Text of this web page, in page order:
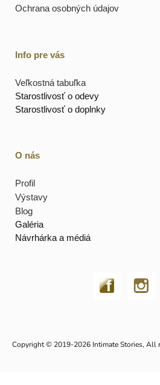
Ochrana osobných údajov
Info pre vás
Veľkostná tabuľka
Starostlivosť o odevy
Starostlivosť o doplnky
O nás
Profil
Výstavy
Blog
Galéria
Návrhárka a médiá
Copyright © 2019-2026 Intimate Stories, All